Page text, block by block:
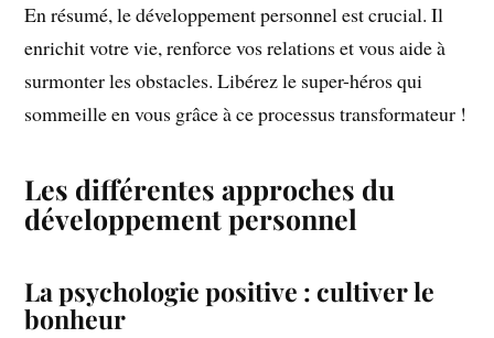
En résumé, le développement personnel est crucial. Il
enrichit votre vie, renforce vos relations et vous aide à
surmonter les obstacles. Libérez le super-héros qui
sommeille en vous grâce à ce processus transformateur !
Les différentes approches du
développement personnel
La psychologie positive : cultiver le
bonheur